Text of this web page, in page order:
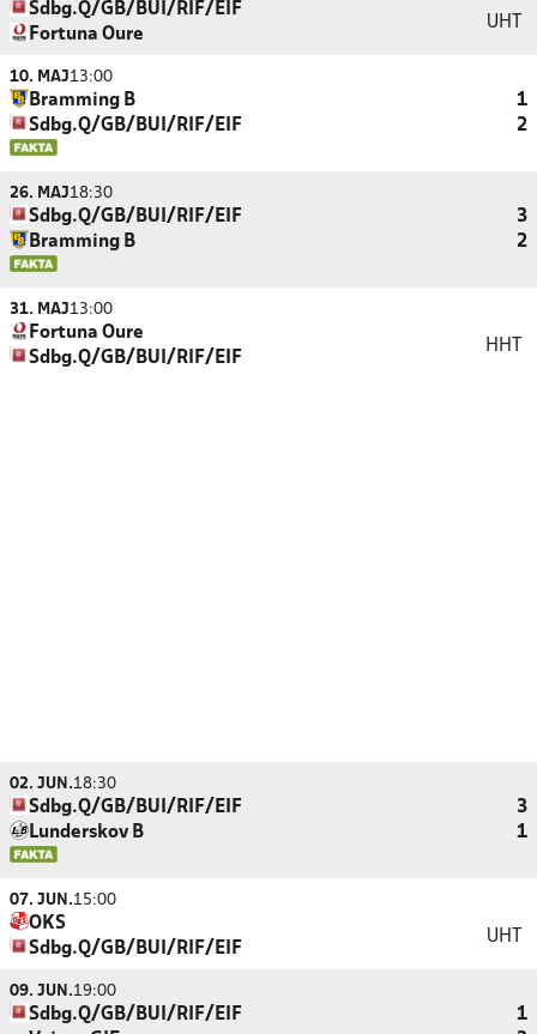
Sdbg.Q/GB/BUI/RIF/EIF
Fortuna Oure
UHT
10. MAJ13:00
Bramming B
1
Sdbg.Q/GB/BUI/RIF/EIF
2
26. MAJ18:30
Sdbg.Q/GB/BUI/RIF/EIF
3
Bramming B
2
31. MAJ13:00
Fortuna Oure
Sdbg.Q/GB/BUI/RIF/EIF
HHT
02. JUN.18:30
Sdbg.Q/GB/BUI/RIF/EIF
3
Lunderskov B
1
07. JUN.15:00
OKS
Sdbg.Q/GB/BUI/RIF/EIF
UHT
09. JUN.19:00
Sdbg.Q/GB/BUI/RIF/EIF
1